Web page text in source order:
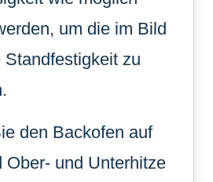
um die im Bild
Standfestigkeit zu
den Backofen auf
Ober- und Unterhitze